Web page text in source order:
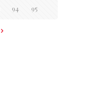
94 95